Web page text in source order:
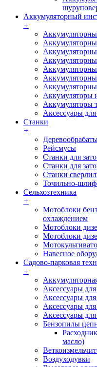
Аккумуляторный
+
Аккумуляторы
Аккумуляторы
Аксессуары
Станки
+
Рейсмусы
Станки для
Станки для
Станки
Точильно-
Сельхозтехника
+
Мотоблоки
охлаждением
Мотоблоки
Мотоблоки
Навесное
Садово-парковая
+
Аксессуары
Аксессуары
Аксессуары
Аксессуары
Бензопилы
масло)
Воздуходувки